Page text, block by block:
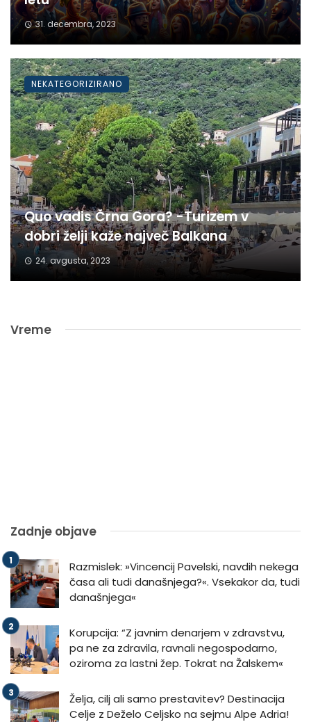
31. decembra, 2023
Quo vadis Črna Gora? -Turizem v
dobri želji kaže največ Balkana
24. avgusta, 2023
NEKATEGORIZIRANO
Vreme
Zadnje objave
Razmislek: »Vincencij Pavelski, navdih nekega
časa ali tudi današnjega?«. Vsekakor da, tudi
današnjega«
Korupcija: “Z javnim denarjem v zdravstvu,
pa ne za zdravila, ravnali negospodarno,
oziroma za lastni žep. Tokrat na Žalskem«
Želja, cilj ali samo prestavitev? Destinacija
Celje z Deželo Celjsko na sejmu Alpe Adria!